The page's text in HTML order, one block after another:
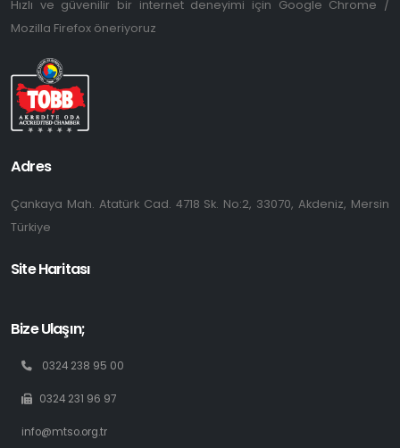
Hızlı ve güvenilir bir internet deneyimi için Google Chrome /
Mozilla Firefox öneriyoruz
Adres
Çankaya Mah. Atatürk Cad. 4718 Sk. No:2, 33070, Akdeniz, Mersin
Türkiye
Site Haritası
Bize Ulaşın;
0324 238 95 00
0324 231 96 97
info@mtso.org.tr